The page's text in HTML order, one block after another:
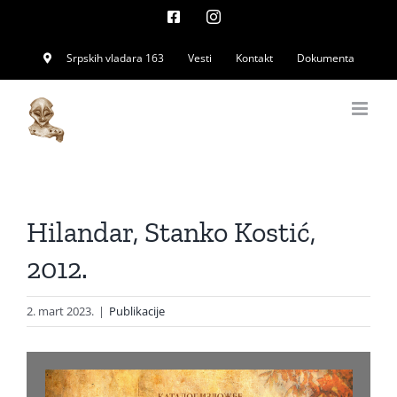
content
FacebookInstagram
Srpskih vladara 163 Vesti Kontakt Dokumenta
Hilandar, Stanko Kostić,
2012.
2. mart 2023. | Publikacije